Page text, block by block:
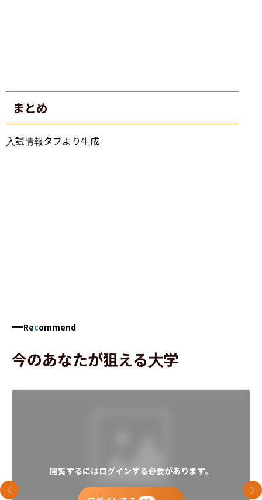
まとめ
入試情報タブより生成
Recommend
今のあなたが狙える大学
閲覧するにはログインする必要があります。
前のスライド 次